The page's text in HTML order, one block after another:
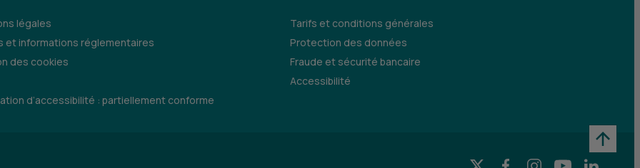
légales
Tarifs et conditions générales
et informations réglementaires
Protection des données
des cookies
Fraude et sécurité bancaire
Accessibilité
d’accessibilité : partiellement conforme
X (Twitter) - CIC
Facebook - CIC
Instagram - CIC
YouTube - CIC